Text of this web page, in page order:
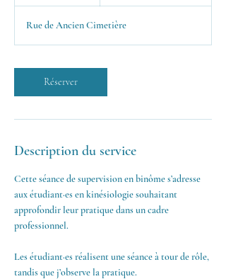
Rue de Ancien Cimetière
Réserver
Description du service
Cette séance de supervision en binôme s’adresse
aux étudiant·es en kinésiologie souhaitant
approfondir leur pratique dans un cadre
professionnel.
Les étudiant·es réalisent une séance à tour de rôle,
tandis que j’observe la pratique.